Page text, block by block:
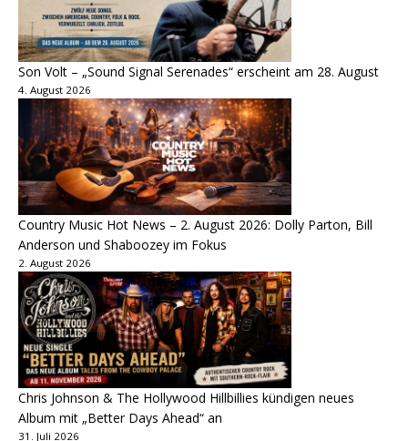
Son Volt – „Sound Signal Serenades“ erscheint am 28. August
4. August 2026
Country Music Hot News – 2. August 2026: Dolly Parton, Bill
Anderson und Shaboozey im Fokus
2. August 2026
Chris Johnson & The Hollywood Hillbillies kündigen neues
Album mit „Better Days Ahead“ an
31. Juli 2026